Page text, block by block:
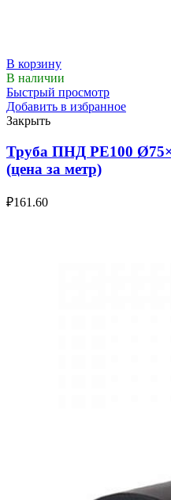
В корзину
В наличии
Быстрый просмотр
Добавить в избранное
Закрыть
Труба ПНД РЕ100
(цена за метр)
₽161.60